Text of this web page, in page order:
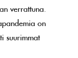
verrattuna.
on
suurimmat